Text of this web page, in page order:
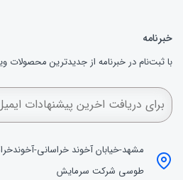
خبرنامه
با ثبت‌نام در خبرنامه از جدیدترین محصولات
طوسی شرکت سرمایش